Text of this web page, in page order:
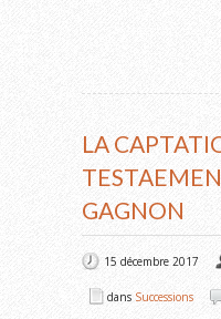
LA
GAGNON
15 décembre 2017
dans Successions